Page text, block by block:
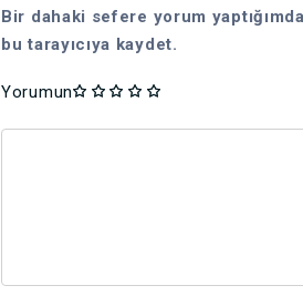
Bir dahaki sefere yorum
bu tarayıcıya kaydet.
Yorumun